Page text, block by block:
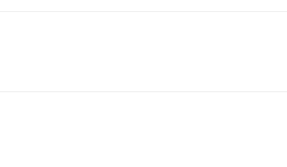
valitset toimituksen noutopisteeseen